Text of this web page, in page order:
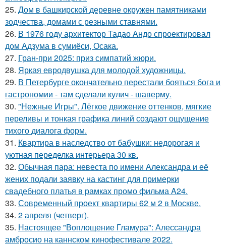
25. Дом в башкирской деревне окружен памятниками
зодчества, домами с резными ставнями.
26. В 1976 году архитектор Тадао Андо спроектировал
дом Адзума в сумиёси, Осака.
27. Гран-при 2025: приз симпатий жюри.
28. Яркая евродвушка для молодой художницы.
29. В Петербурге окончательно перестали бояться бога и
гастрономии - там сделали кулич - шаверму.
30. "Нежные Игры". Лёгкое движение оттенков, мягкие
переливы и тонкая графика линий создают ощущение
тихого диалога форм.
31. Квартира в наследство от бабушки: недорогая и
уютная переделка интерьера 30 кв.
32. Обычная пара: невеста по имени Александра и её
жених подали заявку на кастинг для примерки
свадебного платья в рамках промо фильма A24.
33. Современный проект квартиры 62 м 2 в Москве.
34. 2 апреля (четверг).
35. Настоящее "Воплощение Гламура": Алессандра
амбросио на каннском кинофестивале 2022.